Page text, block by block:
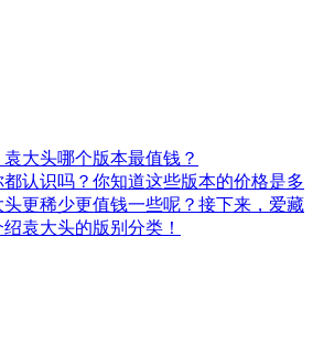
大头哪个版本最值钱？
认识吗？你知道这些版本的价格是多
更稀少更值钱一些呢？接下来，爱藏
袁大头的版别分类！